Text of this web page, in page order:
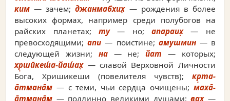
ким — зачем;джанмабхих̣— рождения в более
высоких формах, например среди полубогов на
райских планетах; ту— но;апараих̣— не
превосходящими;апи — поистине; амушмин— в
следующей жизни; на— не;йат — которых;
хр̣шӣкеш́а-йаш́ах̣— славой Верховной Личности
Бога, Хришикеши (повелителя чувств); кр̣та-
а̄тмана̄м — с теми, чьи сердца очищены; маха̄-
а̄тмана̄м — подлинно великими душами;вах̣—